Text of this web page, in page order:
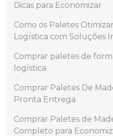
Dicas para Economizar
Como os Paletes
Logística com Soluções
Comprar paletes de
logística
Comprar Paletes De
Pronta Entrega
Comprar Paletes de
Completo para